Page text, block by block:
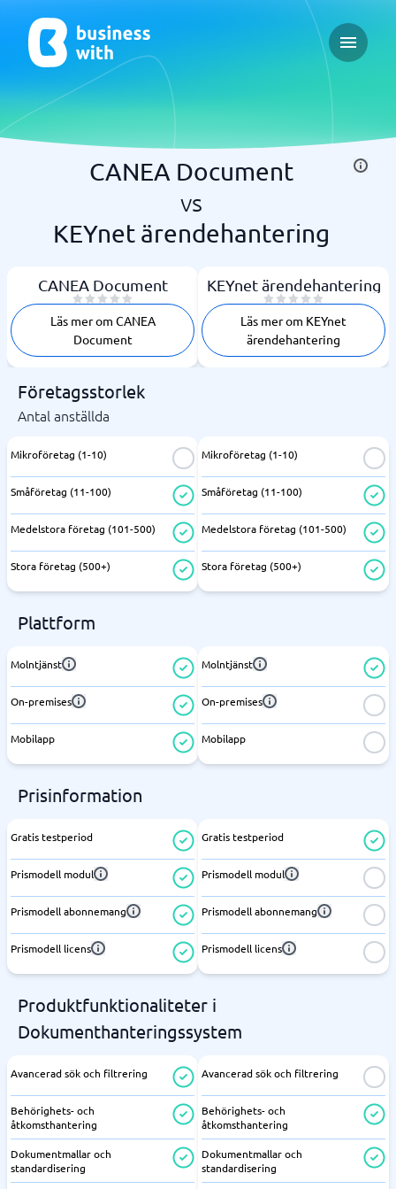
Open
CANEA Document
vs
KEYnet ärendehantering
CANEA Document
Läs mer om CANEA
Document
KEYnet ärendehantering
Läs mer om KEYnet
ärendehantering
Företagsstorlek
Antal anställda
Mikroföretag (1-10)
Småföretag (11-100)
Medelstora företag (101-500)
Stora företag (500+)
Mikroföretag (1-10)
Småföretag (11-100)
Medelstora företag (101-500)
Stora företag (500+)
Plattform
Molntjänst
On-premises
Mobilapp
Molntjänst
On-premises
Mobilapp
Prisinformation
Gratis testperiod
Prismodell modul
Prismodell abonnemang
Prismodell licens
Gratis testperiod
Prismodell modul
Prismodell abonnemang
Prismodell licens
Produktfunktionaliteter i
Dokumenthanteringssystem
Avancerad sök och filtrering
Behörighets- och
åtkomsthantering
Dokumentmallar och
standardisering
Avancerad sök och filtrering
Behörighets- och
åtkomsthantering
Dokumentmallar och
standardisering